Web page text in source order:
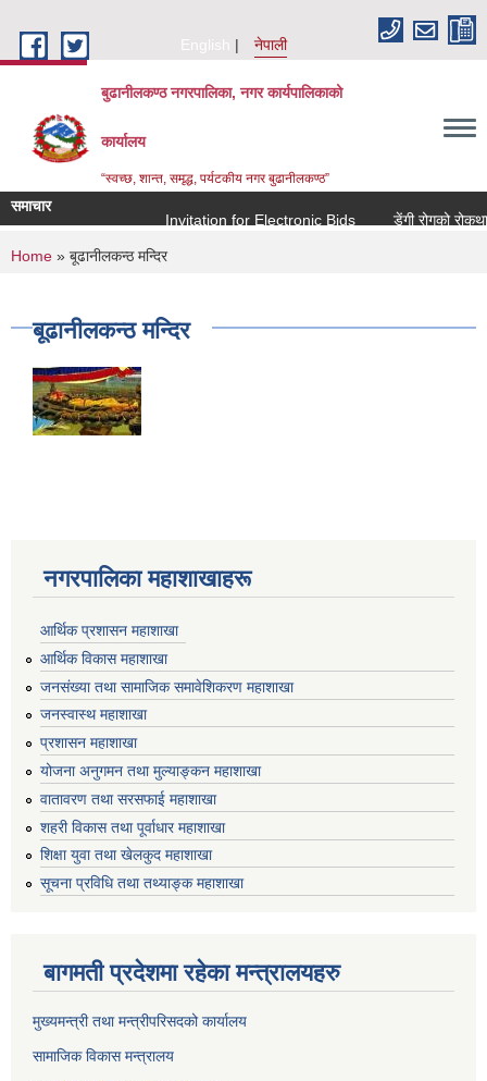
English
नेपाली
बुढानीलकण्ठ नगरपालिका, नगर कार्यपालिकाको
कार्यालय
“स्वच्छ, शान्त, समृद्ध, पर्यटकीय नगर बुढानीलकण्ठ”
समाचार
Invitation for Electronic Bids
डेंगी रोगको
You are here
Home » बूढानीलकन्ठ मन्दिर
बूढानीलकन्ठ मन्दिर
नगरपालिका महाशाखाहरू
आर्थिक प्रशासन महाशाखा
आर्थिक विकास महाशाखा
जनसंख्या तथा सामाजिक समावेशिकरण महाशाखा
जनस्वास्थ महाशाखा
प्रशासन महाशाखा
योजना अनुगमन तथा मुल्याङ्कन महाशाखा
वातावरण तथा सरसफाई महाशाखा
शहरी विकास तथा पूर्वाधार महाशाखा
शिक्षा युवा तथा खेलकुद महाशाखा
सूचना प्रविधि तथा तथ्याङ्क महाशाखा
बागमती प्रदेशमा रहेका मन्त्रालयहरु
मुख्यमन्त्री तथा मन्त्रीपरिसदको कार्यालय
सामाजिक विकास मन्त्रालय